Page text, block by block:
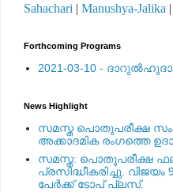
Sahachari | Manushya-Jalika |
Forthcoming Programs
2021-03-10 -
News Highlight
സമസ്ത പൊതുപരീക്ഷ
അക്കാദമിക രംഗത്തെ
സമസ്ത: പൊതുപരീക്ഷ
പ്രസിദ്ധീകരിച്ചു. വിജയം
പേര്‍ക്ക് ടോപ് പ്ലസ്.